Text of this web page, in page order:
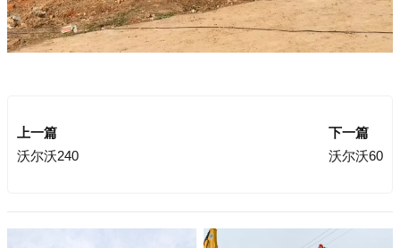
上一篇
沃尔沃240
下一篇
沃尔沃60